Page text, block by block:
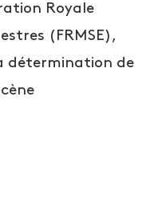
Royale
(FRMSE),
détermination de